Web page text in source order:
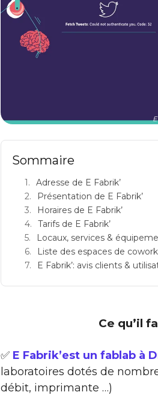
Sommaire
Adresse de E Fabrik’
Présentation de E Fabrik’
Horaires de E Fabrik’
Tarifs de E Fabrik’
Locaux, services &
Liste des espaces de
E Fabrik’: avis clients &
Ce qu’il
✅ E Fabrik’est un fablab à
laboratoires dotés de
débit, imprimante …)